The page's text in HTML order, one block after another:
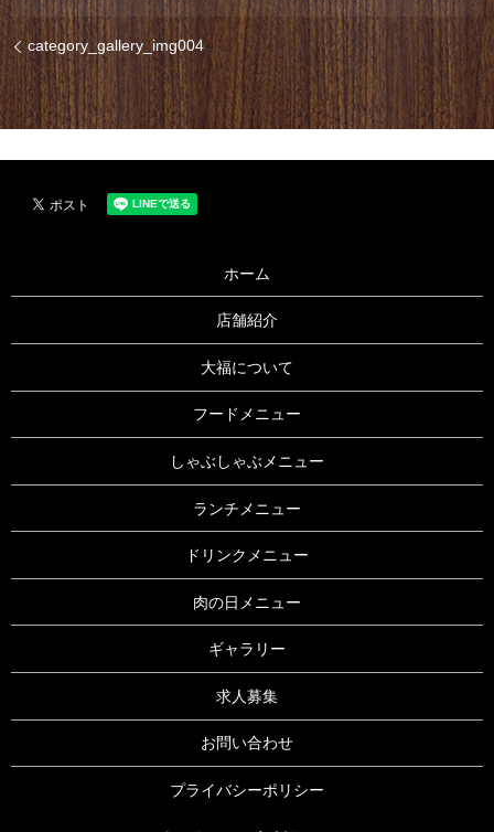
category_gallery_img004
ホーム
店舗紹介
大福について
フードメニュー
しゃぶしゃぶメニュー
ランチメニュー
ドリンクメニュー
肉の日メニュー
ギャラリー
求人募集
お問い合わせ
プライバシーポリシー